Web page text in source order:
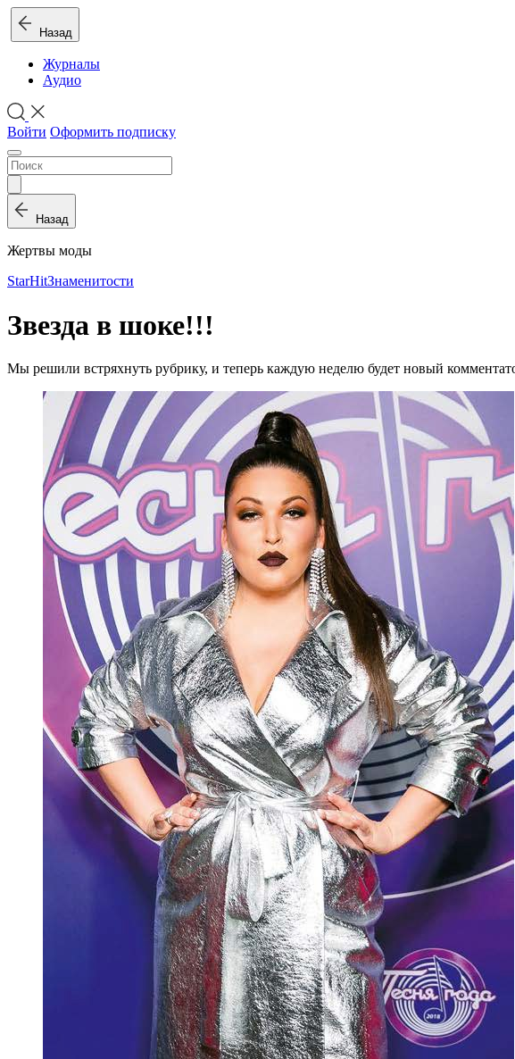
Назад
Журналы
Аудио
Войти Оформить подписку
Назад
Жертвы моды
StarHitЗнаменитости
Звезда в шоке!!!
Мы решили встряхнуть рубрику, и теперь каждую неделю будет новый